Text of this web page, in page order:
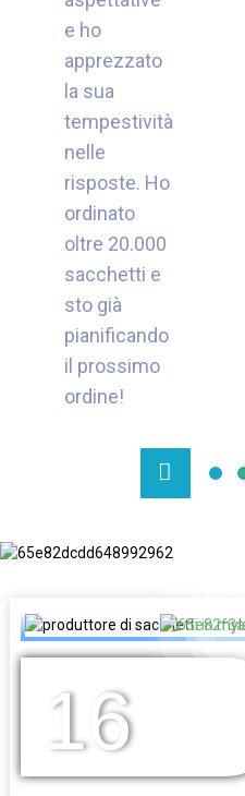
e ho
apprezzato
la sua
tempestività
nelle
risposte. Ho
ordinato
oltre 20.000
sacchetti e
sto già
pianificando
il prossimo
ordine!
16